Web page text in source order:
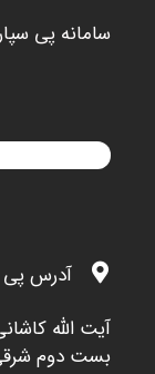
سامانه پی
آدرس پی
آيت الله
بست دوم شرقي،